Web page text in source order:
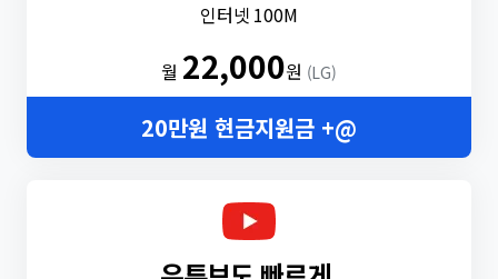
인터넷 100M
월 22,000원 (LG)
20만원 현금지원금 +@